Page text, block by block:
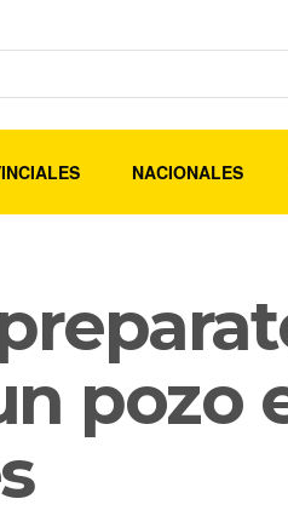
NACIONALES
pozo